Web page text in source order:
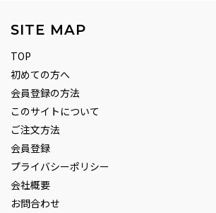
SITE MAP
TOP
初めての方へ
会員登録の方法
このサイトについて
ご注文方法
会員登録
プライバシーポリシー
会社概要
お問合わせ